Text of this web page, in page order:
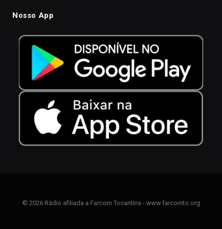
Nosso App
© 2026 Rádio afiliada a Farcom Tocantins - www.farcomto.org